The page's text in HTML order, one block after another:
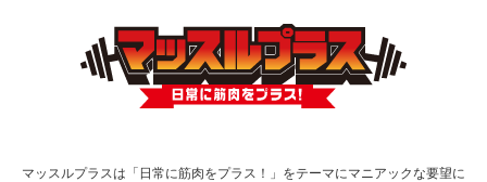
TOKYO FMラジオ番組「ONE MORNING」
で紹介さ…
マッスルプラスは「日常に筋肉をプラス！」をテーマにマニアックな要望に